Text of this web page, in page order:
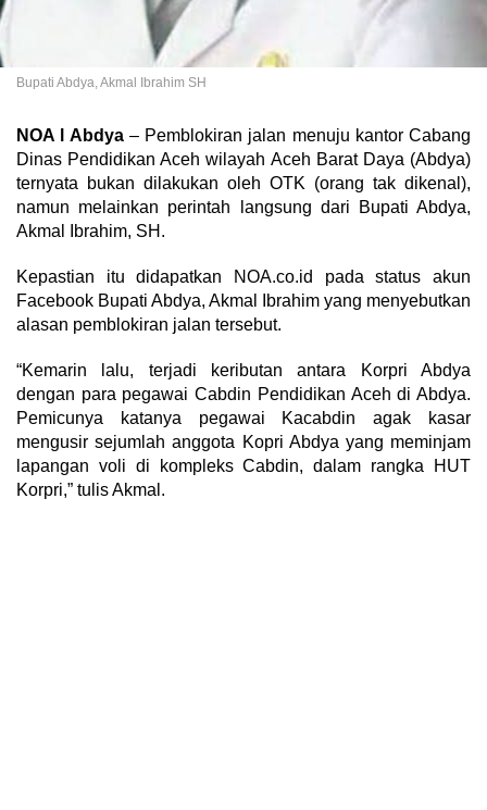
Bupati Abdya, Akmal Ibrahim SH
NOA l Abdya– Pemblokiran jalan menuju kantor Cabang
Dinas Pendidikan Aceh wilayah Aceh Barat Daya (Abdya)
ternyata bukan dilakukan oleh OTK (orang tak dikenal),
namun melainkan perintah langsung dari Bupati Abdya,
Akmal Ibrahim, SH.
Kepastian itu didapatkan NOA.co.id pada status akun
Facebook Bupati Abdya, Akmal Ibrahim yang menyebutkan
alasan pemblokiran jalan tersebut.
“Kemarin lalu, terjadi keributan antara Korpri Abdya
dengan para pegawai Cabdin Pendidikan Aceh di Abdya.
Pemicunya katanya pegawai Kacabdin agak kasar
mengusir sejumlah anggota Kopri Abdya yang meminjam
lapangan voli di kompleks Cabdin, dalam rangka HUT
Korpri,” tulis Akmal.